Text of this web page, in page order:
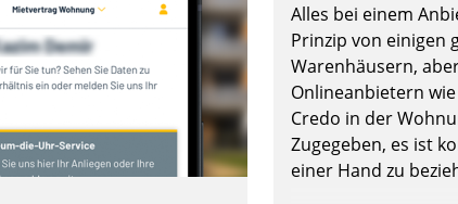
Alles bei einem
Prinzip von einigen
Warenhäusern,
Onlineanbietern
Credo in der
Zugegeben, es ist
einer Hand zu